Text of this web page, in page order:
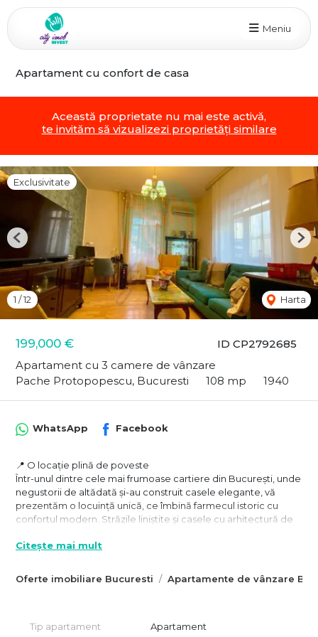
Meniu
Apartament cu confort de casa
Această proprietate nu mai este activă,
te invităm să vizualizezi proprietăți similare
ID CP2792685
199,000 €
Apartament cu 3 camere de vânzare
Pache Protopopescu, Bucuresti
108 mp 1940
Exclusivitate
1 /12 Harta
Previous
Oferte imobiliare Bucuresti Apartamente de vânzare
WhatsApp Facebook
📍 O locație plină de poveste
Într-unul dintre cele mai frumoase cartiere din București, unde
negustorii de altădată și-au construit casele elegante, vă
prezentăm o locuință unică, ce îmbină farmecul istoric cu
confortul modern. Străzile liniștite și casele cu arhitectură de
este o adevărată bijuterie ascunsă.
Unul dintre cele mai mari avantaje ale acestei locuințe este
liniște, fiind parte dintr-o curte comună împărțită doar cu un
Citește mai mult
Tip apartament Apartament